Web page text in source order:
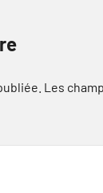
Les